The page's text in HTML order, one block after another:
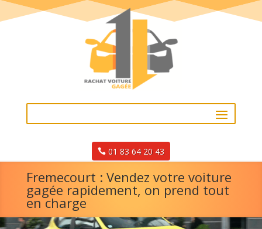
01 83 64 20 43
Fremecourt : Vendez votre voiture
gagée rapidement, on prend tout
en charge